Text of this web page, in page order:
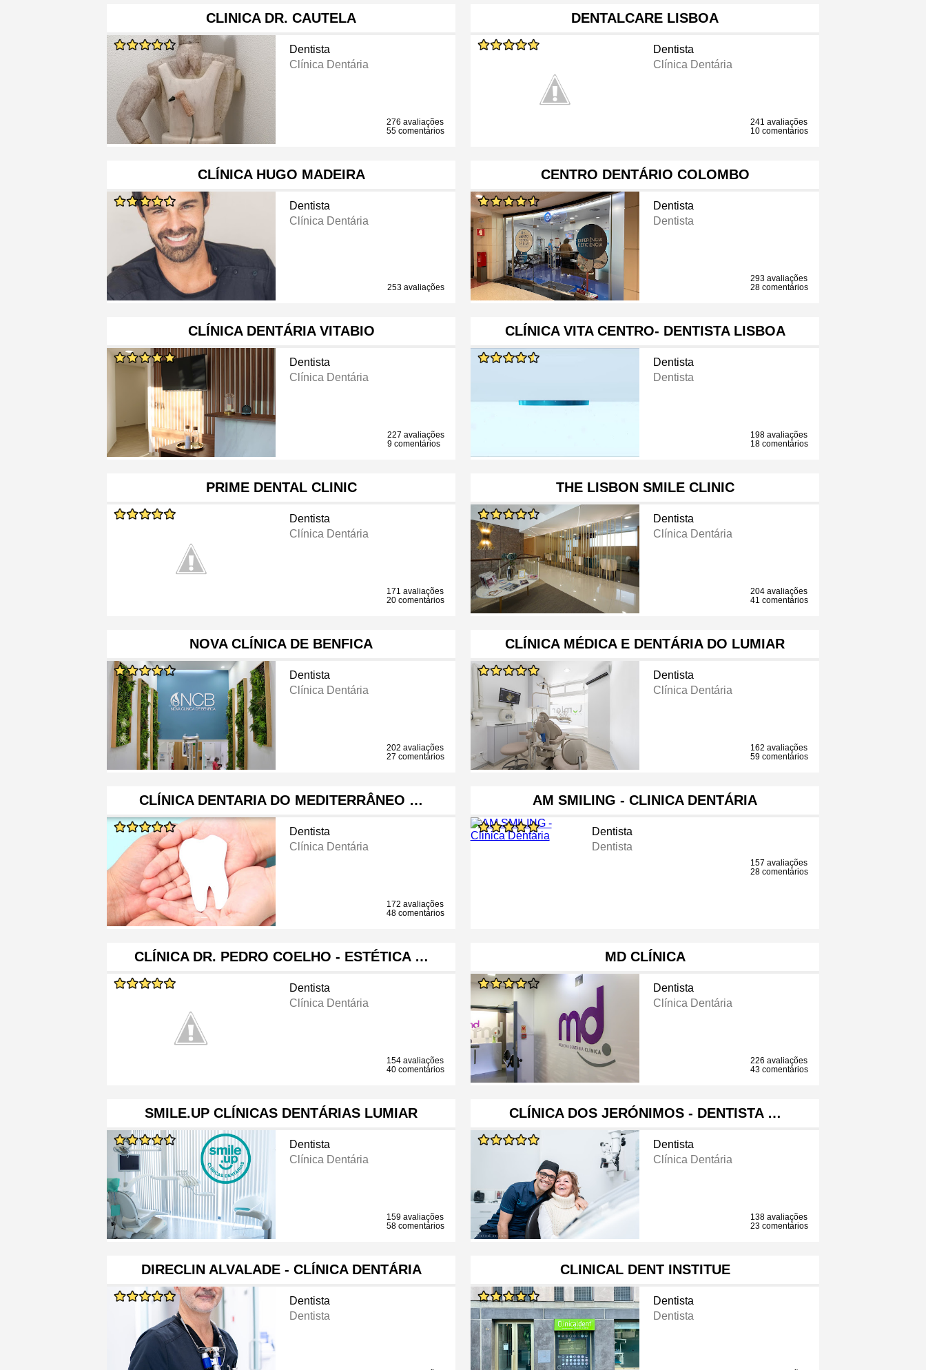
CLINICA DR. CAUTELA
Dentista
Clínica Dentária
276 avaliações
55 comentários
DENTALCARE LISBOA
Dentista
Clínica Dentária
241 avaliações
10 comentários
CLÍNICA HUGO MADEIRA
Dentista
Clínica Dentária
253 avaliações
CENTRO DENTÁRIO COLOMBO
Dentista
Dentista
293 avaliações
28 comentários
CLÍNICA DENTÁRIA VITABIO
Dentista
Clínica Dentária
227 avaliações
9 comentários
CLÍNICA VITA CENTRO- DENTISTA LISBOA
Dentista
Dentista
198 avaliações
18 comentários
PRIME DENTAL CLINIC
Dentista
Clínica Dentária
171 avaliações
20 comentários
THE LISBON SMILE CLINIC
Dentista
Clínica Dentária
204 avaliações
41 comentários
NOVA CLÍNICA DE BENFICA
Dentista
Clínica Dentária
202 avaliações
27 comentários
CLÍNICA MÉDICA E DENTÁRIA DO LUMIAR
Dentista
Clínica Dentária
162 avaliações
59 comentários
CLÍNICA DENTARIA DO MEDITERRÂNEO …
Dentista
Clínica Dentária
172 avaliações
48 comentários
AM SMILING - CLINICA DENTÁRIA
Dentista
Dentista
157 avaliações
28 comentários
CLÍNICA DR. PEDRO COELHO - ESTÉTICA …
Dentista
Clínica Dentária
154 avaliações
40 comentários
MD CLÍNICA
Dentista
Clínica Dentária
226 avaliações
43 comentários
SMILE.UP CLÍNICAS DENTÁRIAS LUMIAR
Dentista
Clínica Dentária
159 avaliações
58 comentários
CLÍNICA DOS JERÓNIMOS - DENTISTA …
Dentista
Clínica Dentária
138 avaliações
23 comentários
DIRECLIN ALVALADE - CLÍNICA DENTÁRIA
Dentista
Dentista
CLINICAL DENT INSTITUE
Dentista
Dentista